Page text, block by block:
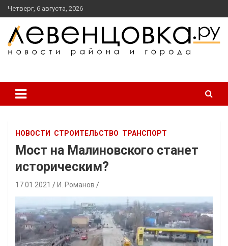
перейти
к
содержанию
Четверг, 6 августа, 2026
НОВОСТИ СТРОИТЕЛЬСТВО ТРАНСПОРТ
Мост на Малиновского станет
историческим?
17.01.2021 И. Романов